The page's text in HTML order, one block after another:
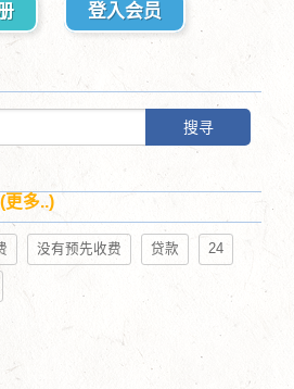
登入会员
搜寻
(更多..)
没有预先收费 贷款 24